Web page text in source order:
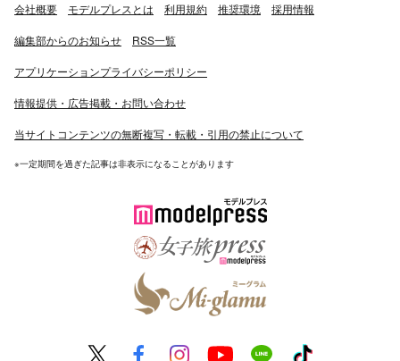
会社概要 モデルプレスとは 利用規約 推奨環境 採用情報
編集部からのお知らせ RSS一覧
アプリケーションプライバシーポリシー
情報提供・広告掲載・お問い合わせ
当サイトコンテンツの無断複写・転載・引用の禁止について
※一定期間を過ぎた記事は非表示になることがあります